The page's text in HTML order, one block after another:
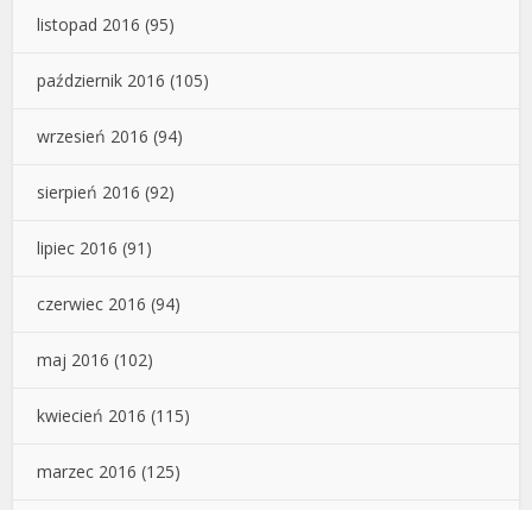
listopad 2016 (95)
październik 2016 (105)
wrzesień 2016 (94)
sierpień 2016 (92)
lipiec 2016 (91)
czerwiec 2016 (94)
maj 2016 (102)
kwiecień 2016 (115)
marzec 2016 (125)